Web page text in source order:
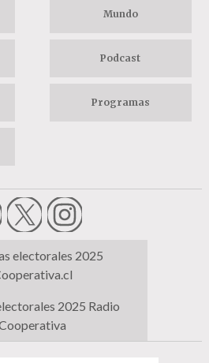
Mundo
Podcast
Programas
electorales 2025
2025 Radio